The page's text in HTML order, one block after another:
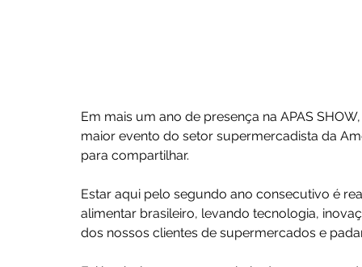
Em mais um ano de presença na APAS
maior evento do setor supermercadista da
para compartilhar.
Estar aqui pelo segundo ano consecutivo é
alimentar brasileiro, levando tecnologia,
dos nossos clientes de supermercados e